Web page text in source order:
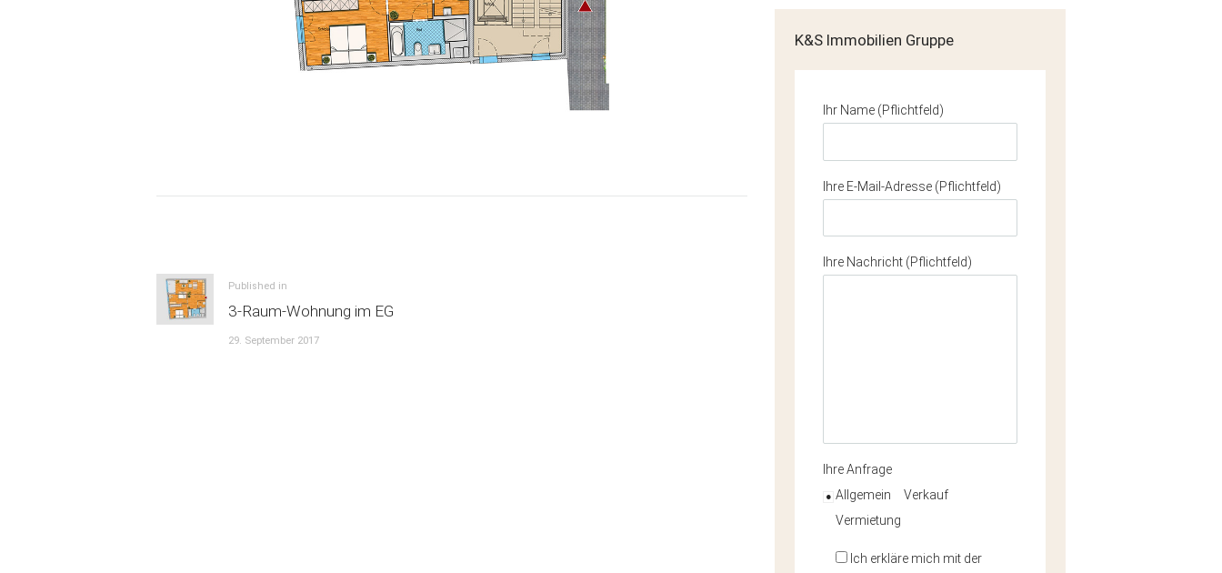
Published in
post:
3-Raum-Wohnung im EG
29. September 2017
K&S Immobilien Gruppe
Ihr Name (Pflichtfeld)
Ihre E-Mail-Adresse (Pflichtfeld)
Ihre Nachricht (Pflichtfeld)
Ihre Anfrage
Allgemein
Verkauf
Vermietung
Ich erkläre mich mit der